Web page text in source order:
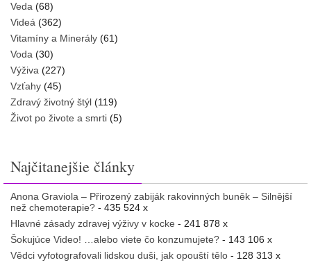
Veda (68)
Videá (362)
Vitamíny a Minerály (61)
Voda (30)
Výživa (227)
Vzťahy (45)
Zdravý životný štýl (119)
Život po živote a smrti (5)
Najčitanejšie články
Anona Graviola – Přirozený zabiják rakovinných buněk – Silnější
než chemoterapie? - 435 524 x
Hlavné zásady zdravej výživy v kocke - 241 878 x
Šokujúce Video! …alebo viete čo konzumujete? - 143 106 x
Vědci vyfotografovali lidskou duši, jak opouští tělo - 128 313 x